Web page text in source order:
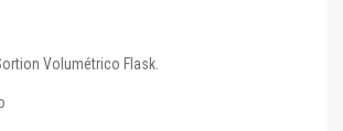
Volumétrico Flask.